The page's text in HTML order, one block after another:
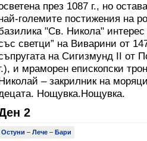
през 1087 г., но
големите постижения на
"Св. Никола" интерес
светци” на Виварини от
на Сигизмунд ІІ от
и мраморен епископски
– закрилник на
Нощувка.Нощувка.
2
Остуни – Лече – Бари